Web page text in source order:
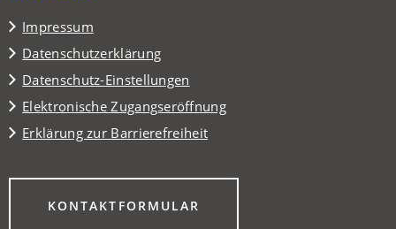
Impressum
Datenschutzerklärung
Datenschutz-Einstellungen
Elektronische Zugangseröffnung
Erklärung zur Barrierefreiheit
KONTAKTFORMULAR
(ÖFFNET